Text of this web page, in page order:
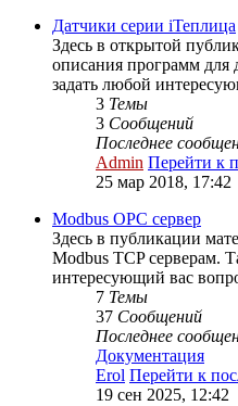
Датчики серии iТеплица
Здесь в открытой
описания программ для
задать любой
3 Темы
3 Сообщений
Последнее
Admin Перейти к
25 мар 2018, 17:42
Modbus OPC сервер
Здесь в публикации
Modbus TCP серверам.
интересующий вас
7 Темы
37 Сообщений
Последнее
Документация
Erol Перейти к
19 сен 2025, 12:42